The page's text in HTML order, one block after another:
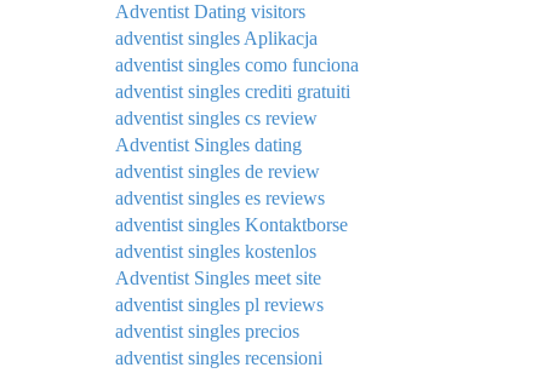
Adventist Dating visitors
adventist singles Aplikacja
adventist singles como funciona
adventist singles crediti gratuiti
adventist singles cs review
Adventist Singles dating
adventist singles de review
adventist singles es reviews
adventist singles Kontaktborse
adventist singles kostenlos
Adventist Singles meet site
adventist singles pl reviews
adventist singles precios
adventist singles recensioni